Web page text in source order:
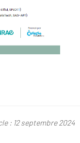
: 12 septembre 2024